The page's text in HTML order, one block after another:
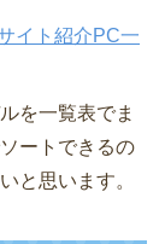
イト紹介PC一
を一覧表でま
ートできるの
と思います。